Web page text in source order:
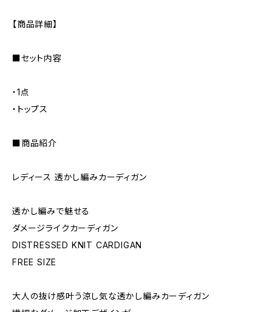
【商品詳細】
■セット内容
・1点
・トップス
■商品紹介
レディース 透かし編みカーディガン
透かし編みで魅せる
ダメージライクカーディガン
DISTRESSED KNIT CARDIGAN
FREE SIZE
大人の抜け感叶う涼し気な透かし編みカーディガン